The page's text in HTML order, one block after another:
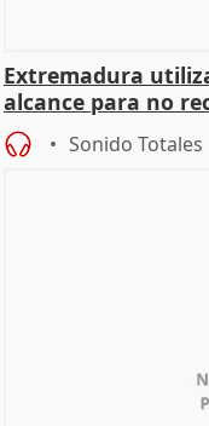
Extremadura
alcance para no
Sonido Totales